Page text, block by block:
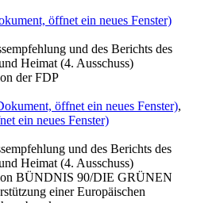
öffnet ein neues Fenster)
und des Berichts des
Heimat (4. Ausschuss)
der FDP
öffnet ein neues Fenster),
ein neues Fenster)
und des Berichts des
Heimat (4. Ausschuss)
BÜNDNIS 90/DIE GRÜNEN
einer Europäischen